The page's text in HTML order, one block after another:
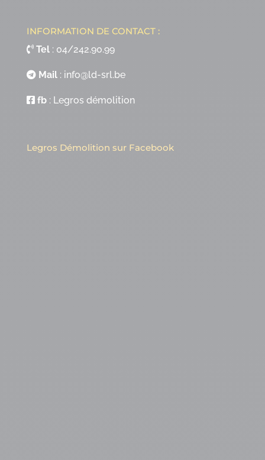
INFORMATION DE CONTACT :
Tel: 04/242.90.99
Mail: info@ld-srl.be
fb: Legros démolition
Legros Démolition sur Facebook